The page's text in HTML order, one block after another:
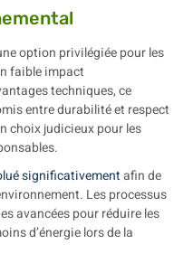
option privilégiée pour les
faible impact
techniques, ce
entre durabilité et respect
choix judicieux pour les
significativementafin de
Les processus
avancées pour réduire les
d’énergie lors de la